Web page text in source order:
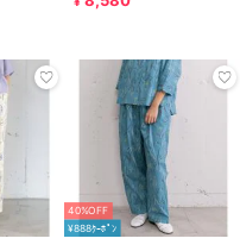
40%OFF
¥888ｸｰﾎﾟﾝ